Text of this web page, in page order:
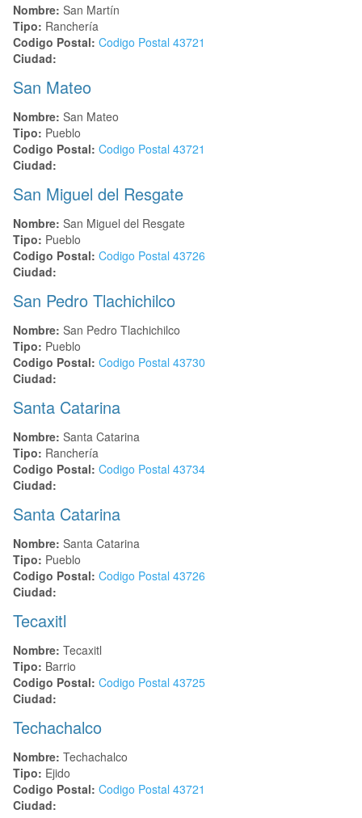
Nombre: San Martín
Tipo: Ranchería
Codigo Postal: Codigo Postal 43721
Ciudad:
San Mateo
Nombre: San Mateo
Tipo: Pueblo
Codigo Postal: Codigo Postal 43721
Ciudad:
San Miguel del Resgate
Nombre: San Miguel del Resgate
Tipo: Pueblo
Codigo Postal: Codigo Postal 43726
Ciudad:
San Pedro Tlachichilco
Nombre: San Pedro Tlachichilco
Tipo: Pueblo
Codigo Postal: Codigo Postal 43730
Ciudad:
Santa Catarina
Nombre: Santa Catarina
Tipo: Ranchería
Codigo Postal: Codigo Postal 43734
Ciudad:
Santa Catarina
Nombre: Santa Catarina
Tipo: Pueblo
Codigo Postal: Codigo Postal 43726
Ciudad:
Tecaxitl
Nombre: Tecaxitl
Tipo: Barrio
Codigo Postal: Codigo Postal 43725
Ciudad:
Techachalco
Nombre: Techachalco
Tipo: Ejido
Codigo Postal: Codigo Postal 43721
Ciudad: